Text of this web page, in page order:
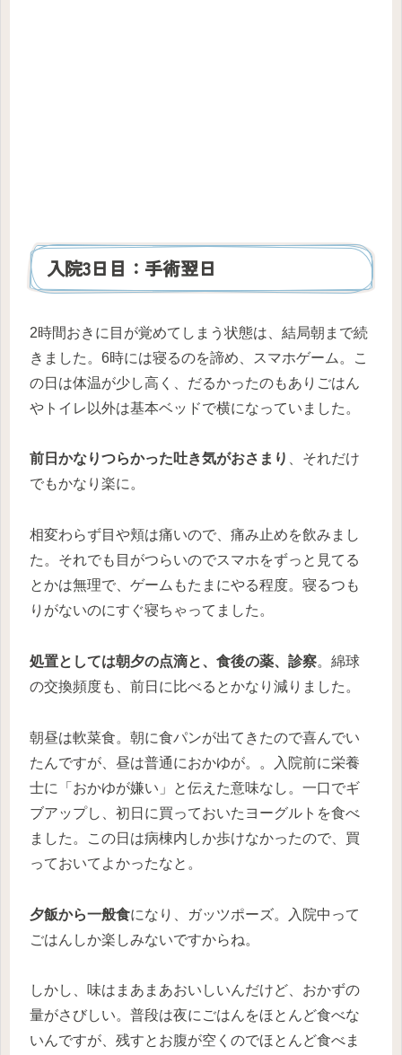
入院3日目：手術翌日
2時間おきに目が覚めてしまう状態は、結局朝まで続
きました。6時には寝るのを諦め、スマホゲーム。こ
の日は体温が少し高く、だるかったのもありごはん
やトイレ以外は基本ベッドで横になっていました。
前日かなりつらかった吐き気がおさまり
、それだけ
でもかなり楽に。
相変わらず目や頬は痛いので、痛み止めを飲みまし
た。それでも目がつらいのでスマホをずっと見てる
とかは無理で、ゲームもたまにやる程度。寝るつも
りがないのにすぐ寝ちゃってました。
処置としては朝夕の点滴と、食後の薬、診察。綿球
の交換頻度も、前日に比べるとかなり減りました。
朝昼は軟菜食。朝に食パンが出てきたので喜んでい
たんですが、昼は普通におかゆが。。入院前に栄養
士に「おかゆが嫌い」と伝えた意味なし。一口でギ
ブアップし、初日に買っておいたヨーグルトを食べ
ました。この日は病棟内しか歩けなかったので、買
っておいてよかったなと。
夕飯から一般食になり、ガッツポーズ。入院中って
ごはんしか楽しみないですからね。
しかし、味はまあまあおいしいんだけど、おかずの
量がさびしい。普段は夜にごはんをほとんど食べな
いんですが、残すとお腹が空くのでほとんど食べま